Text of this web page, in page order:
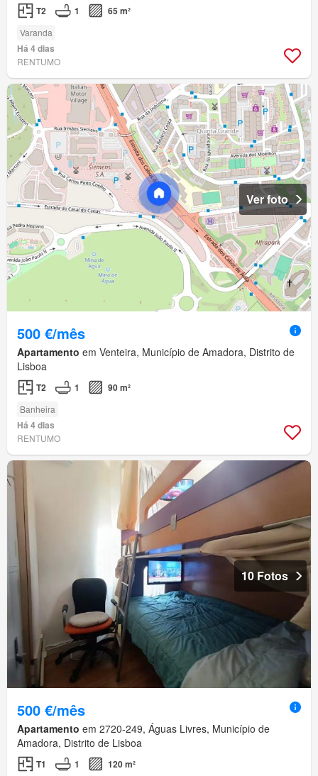
T2 1 65 m²
Varanda
Há 4 dias
RENTUMO
Ver foto
500 €/mês
Apartamento em Venteira, Município de Amadora, Distrito de
Lisboa
T2 1 90 m²
Banheira
Há 4 dias
RENTUMO
10 Fotos
500 €/mês
Apartamento em 2720-249, Águas Livres, Município de
Amadora, Distrito de Lisboa
T1 1
120 m²